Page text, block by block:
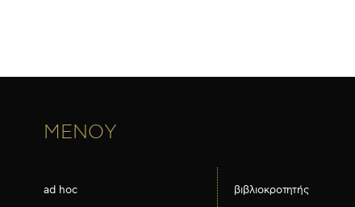
ΜΕΝΟΥ
ad hoc
βιβλιοκροτητής